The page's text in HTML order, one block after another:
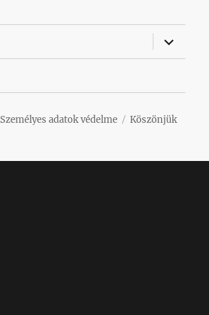
almenü
Személyes adatok védelme
Köszönjük